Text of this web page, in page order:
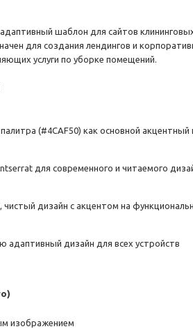
шаблон для сайтов
для создания лендингов и
услуги по уборке помещений.
(#4CAF50) как основной акцентный
для современного и читаемого
дизайн с акцентом на
адаптивный дизайн для всех устройств
изображением